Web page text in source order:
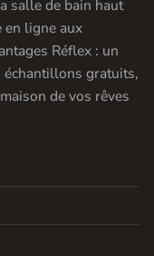
salle de bain haut
en ligne aux
Réflex : un
échantillons gratuits,
de vos rêves